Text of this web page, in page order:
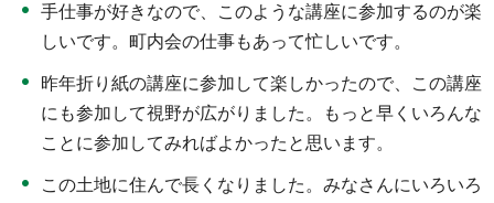
手仕事が好きなので、このような講座に参加するのが楽
しいです。町内会の仕事もあって忙しいです。
昨年折り紙の講座に参加して楽しかったので、この講座
にも参加して視野が広がりました。もっと早くいろんな
ことに参加してみればよかったと思います。
この土地に住んで長くなりました。みなさんにいろいろ